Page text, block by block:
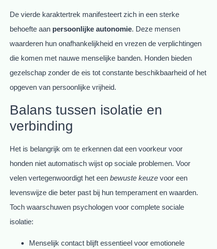
De vierde karaktertrek manifesteert zich in een sterke
behoefte aan persoonlijke autonomie. Deze mensen
waarderen hun onafhankelijkheid en vrezen de verplichtingen
die komen met nauwe menselijke banden. Honden bieden
gezelschap zonder de eis tot constante beschikbaarheid of het
opgeven van persoonlijke vrijheid.
Balans tussen isolatie en
verbinding
Het is belangrijk om te erkennen dat een voorkeur voor
honden niet automatisch wijst op sociale problemen. Voor
velen vertegenwoordigt het een bewuste keuze voor een
levenswijze die beter past bij hun temperament en waarden.
Toch waarschuwen psychologen voor complete sociale
isolatie:
Menselijk contact blijft essentieel voor emotionele